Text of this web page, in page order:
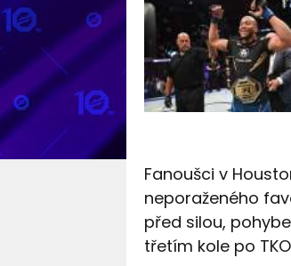
Fanoušci v
neporaženého
před silou,
třetím kole po